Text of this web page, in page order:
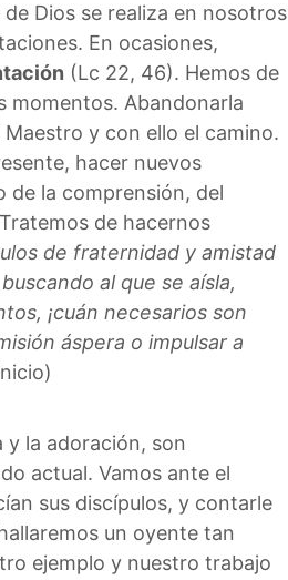
Dios se realiza en nosotros
En ocasiones,
(Lc 22, 46). Hemos de
momentos. Abandonarla
y con ello el camino.
hacer nuevos
de la comprensión, del
de hacernos
de fraternidad y amistad
al que se aísla,
¡cuán necesarios son
áspera o impulsar a
y la adoración, son
actual. Vamos ante el
sus discípulos, y contarle
un oyente tan
ejemplo y nuestro trabajo